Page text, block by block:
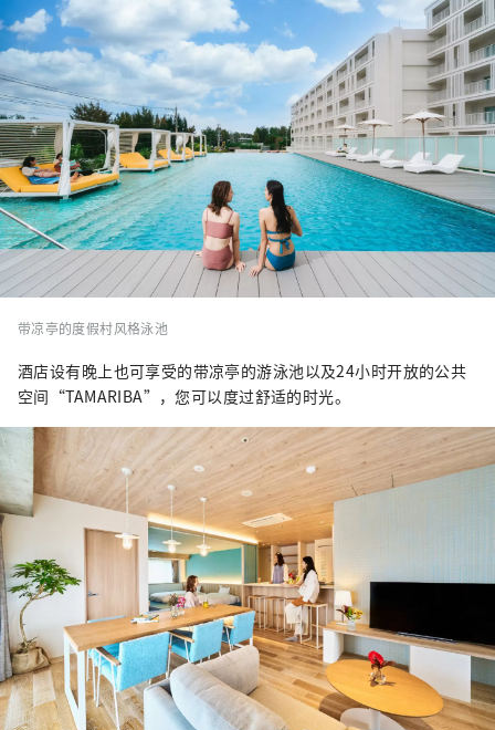
带凉亭的度假村风格泳池
酒店设有晚上也可享受的带凉亭的游泳池以及24小时开放的公共
空间“TAMARIBA”，您可以度过舒适的时光。